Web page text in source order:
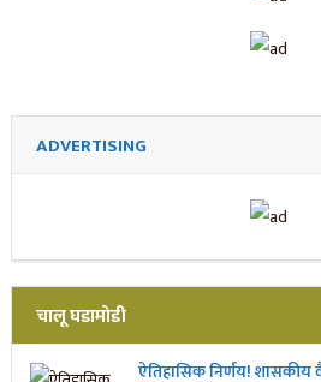
ADVERTISING
चालू घडामोडी
ऐतिहासिक निर्णय! शासकीय